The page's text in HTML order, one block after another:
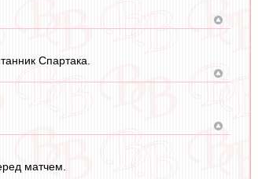
Спартака.
матчем.